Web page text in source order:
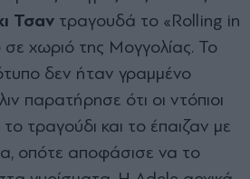
Τσαν τραγουδά το «Rolling in
χωριό της Μογγολίας. Το
δεν ήταν γραμμένο
παρατήρησε ότι οι ντόπιοι
τραγούδι και το έπαιζαν με
οπότε αποφάσισε να το